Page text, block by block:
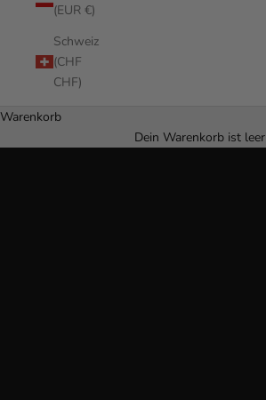
(EUR €)
Schweiz
(CHF
CHF)
Warenkorb
Dein Warenkorb ist leer